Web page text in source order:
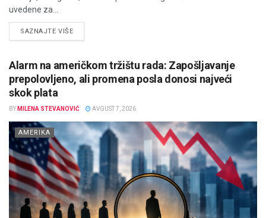
uvedene za...
SAZNAJTE VIŠEDETAILS
Alarm na američkom tržištu rada: Zapošljavanje
prepolovljeno, ali promena posla donosi najveći
skok plata
BY MILENA STEVANOVIĆ AVGUST 7, 2026
AMERIKA